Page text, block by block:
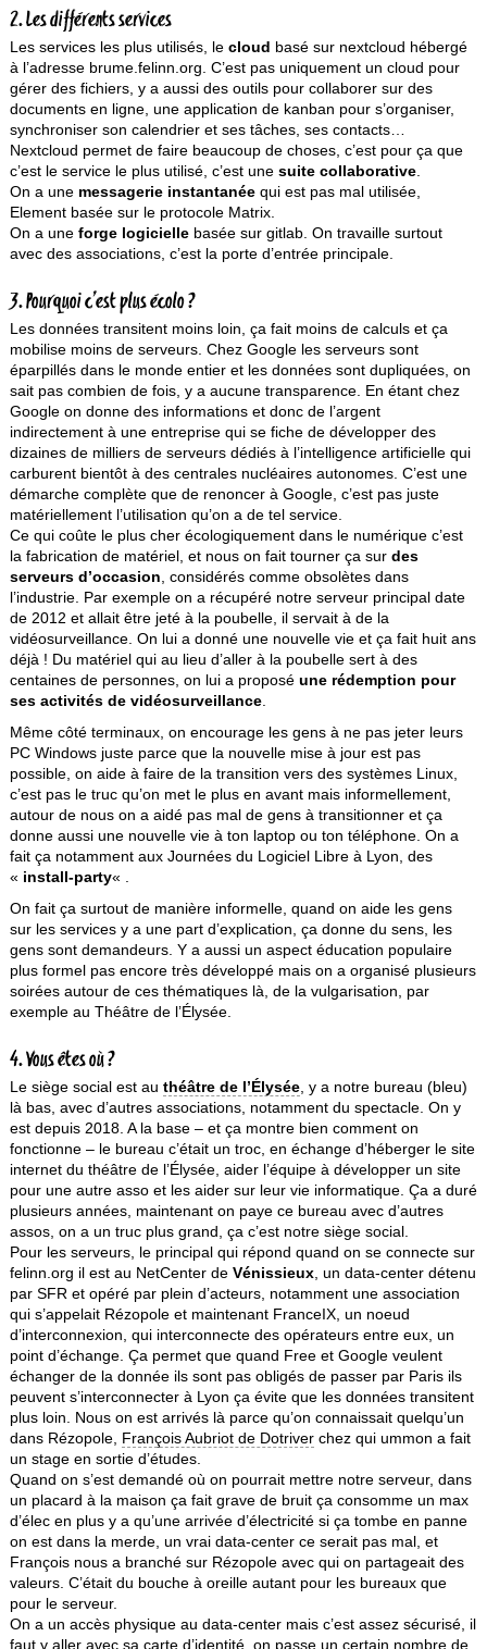
2. Les différents services
Les services les plus utilisés, le cloud basé sur nextcloud hébergé
à l’adresse brume.felinn.org. C’est pas uniquement un cloud pour
gérer des fichiers, y a aussi des outils pour collaborer sur des
documents en ligne, une application de kanban pour s’organiser,
synchroniser son calendrier et ses tâches, ses contacts…
Nextcloud permet de faire beaucoup de choses, c’est pour ça que
c’est le service le plus utilisé, c’est une suite collaborative.
On a une messagerie instantanéequi est pas mal utilisée,
Element basée sur le protocole Matrix.
On a une forge logiciellebasée sur gitlab. On travaille surtout
avec des associations, c’est la porte d’entrée principale.
3. Pourquoi c’est plus écolo ?
Les données transitent moins loin, ça fait moins de calculs et ça
mobilise moins de serveurs. Chez Google les serveurs sont
éparpillés dans le monde entier et les données sont dupliquées, on
sait pas combien de fois, y a aucune transparence. En étant chez
Google on donne des informations et donc de l’argent
indirectement à une entreprise qui se fiche de développer des
dizaines de milliers de serveurs dédiés à l’intelligence artificielle qui
carburent bientôt à des centrales nucléaires autonomes. C’est une
démarche complète que de renoncer à Google, c’est pas juste
matériellement l’utilisation qu’on a de tel service.
Ce qui coûte le plus cher écologiquement dans le numérique c’est
la fabrication de matériel, et nous on fait tourner ça sur des
serveurs d’occasion, considérés comme obsolètes dans
l’industrie. Par exemple on a récupéré notre serveur principal date
de 2012 et allait être jeté à la poubelle, il servait à de la
vidéosurveillance. On lui a donné une nouvelle vie et ça fait huit ans
déjà ! Du matériel qui au lieu d’aller à la poubelle sert à des
centaines de personnes, on lui a proposé une rédemption pour
ses activités de vidéosurveillance.
Même côté terminaux, on encourage les gens à ne pas jeter leurs
PC Windows juste parce que la nouvelle mise à jour est pas
possible, on aide à faire de la transition vers des systèmes Linux,
c’est pas le truc qu’on met le plus en avant mais informellement,
autour de nous on a aidé pas mal de gens à transitionner et ça
donne aussi une nouvelle vie à ton laptop ou ton téléphone. On a
fait ça notamment aux Journées du Logiciel Libre à Lyon, des
« install-party« .
On fait ça surtout de manière informelle, quand on aide les gens
sur les services y a une part d’explication, ça donne du sens, les
gens sont demandeurs. Y a aussi un aspect éducation populaire
plus formel pas encore très développé mais on a organisé plusieurs
soirées autour de ces thématiques là, de la vulgarisation, par
exemple au Théâtre de l’Élysée.
4. Vous êtes où ?
Le siège social est au théâtre de l’Élysée, y a notre bureau (bleu)
là bas, avec d’autres associations, notamment du spectacle. On y
est depuis 2018. A la base – et ça montre bien comment on
fonctionne – le bureau c’était un troc, en échange d’héberger le site
internet du théâtre de l’Élysée, aider l’équipe à développer un site
pour une autre asso et les aider sur leur vie informatique. Ça a duré
plusieurs années, maintenant on paye ce bureau avec d’autres
assos, on a un truc plus grand, ça c’est notre siège social.
Pour les serveurs, le principal qui répond quand on se connecte sur
felinn.org il est au NetCenter de Vénissieux, un data-center détenu
par SFR et opéré par plein d’acteurs, notamment une association
qui s’appelait Rézopole et maintenant FranceIX, un noeud
d’interconnexion, qui interconnecte des opérateurs entre eux, un
point d’échange. Ça permet que quand Free et Google veulent
échanger de la donnée ils sont pas obligés de passer par Paris ils
peuvent s’interconnecter à Lyon ça évite que les données transitent
plus loin. Nous on est arrivés là parce qu’on connaissait quelqu’un
dans Rézopole, François Aubriot de Dotriverchez qui ummon a fait
un stage en sortie d’études.
Quand on s’est demandé où on pourrait mettre notre serveur, dans
un placard à la maison ça fait grave de bruit ça consomme un max
d’élec en plus y a qu’une arrivée d’électricité si ça tombe en panne
on est dans la merde, un vrai data-center ce serait pas mal, et
François nous a branché sur Rézopole avec qui on partageait des
valeurs. C’était du bouche à oreille autant pour les bureaux que
pour le serveur.
On a un accès physique au data-center mais c’est assez sécurisé, il
faut y aller avec sa carte d’identité, on passe un certain nombre de